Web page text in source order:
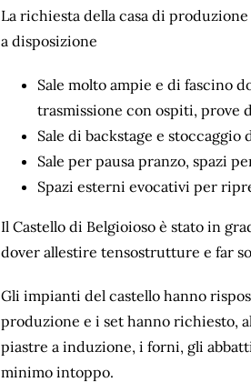
La richiesta della casa di
a disposizione
Sale molto ampie e di fascino
trasmissione con ospiti, prove
Sale di backstage e
Sale per pausa pranzo, spazi
Spazi esterni evocativi per
Il Castello di Belgioioso è stato in
dover allestire tensostrutture e far
Gli impianti del castello hanno
produzione e i set hanno richiesto,
piastre a induzione, i forni, gli
minimo intoppo.